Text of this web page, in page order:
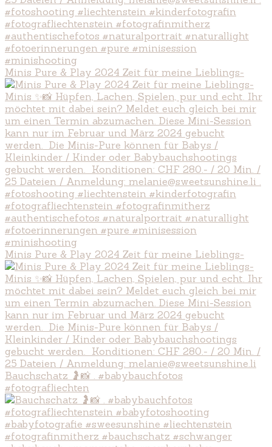
Minis Pure & Play 2024 Zeit für meine Lieblings-
Minis Pure & Play 2024 Zeit für meine Lieblings-
Bauchschatz 🤰📸 . #babybauchfotos
#fotografliechten